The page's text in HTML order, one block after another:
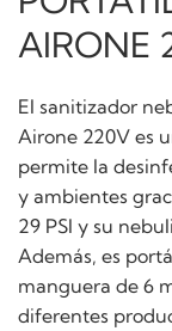
AIRONE
El sanitizador
Airone 220V es
permite la
y ambientes
29 PSI y su
Además, es
manguera de 6
diferentes